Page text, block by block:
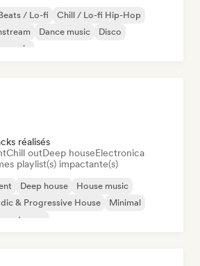
/ Lo-fi
Chill / Lo-fi Hip-Hop
Dance music
Disco
music
réalisés
Chill outDeep houseElectronica
playlist(s) impactante(s)
Deep house
House music
& Progressive House
Minimal